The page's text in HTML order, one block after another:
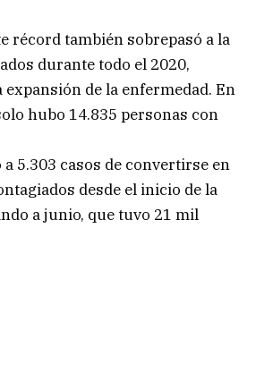
récord también sobrepasó a la
durante todo el 2020,
de la enfermedad. En
hubo 14.835 personas con
a 5.303 casos de convertirse en
desde el inicio de la
a junio, que tuvo 21 mil